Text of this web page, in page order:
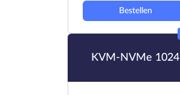
Bestellen
KVM-NVMe 1024